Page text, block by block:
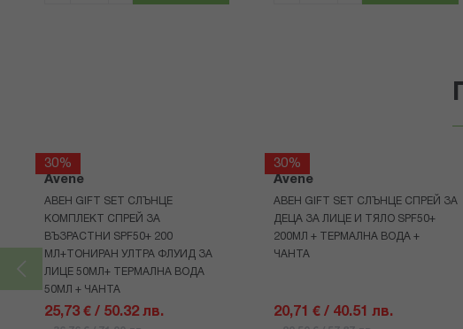
30%
Avene
АВЕН GIFT SET СЛЪНЦЕ
КОМПЛЕКТ СПРЕЙ ЗА
ВЪЗРАСТНИ SPF50+ 200
МЛ+ТОНИРАН УЛТРА ФЛУИД ЗА
ЛИЦЕ 50МЛ+ ТЕРМАЛНА ВОДА
50МЛ + ЧАНТА
25,73 € / 50.32 лв.
30%
Avene
АВЕН GIFT SET СЛЪНЦЕ СПРЕЙ ЗА
ДЕЦА ЗА ЛИЦЕ И ТЯЛО SPF50+
200МЛ + ТЕРМАЛНА ВОДА +
ЧАНТА
20,71 € / 40.51 лв.